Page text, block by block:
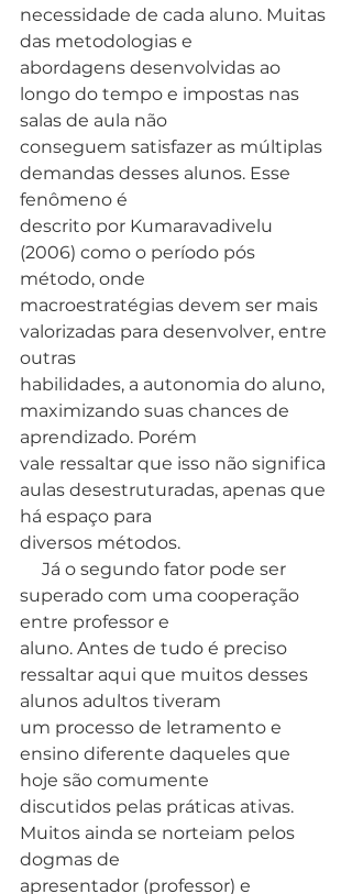
necessidade de cada aluno. Muitas
das metodologias e
abordagens desenvolvidas ao
longo do tempo e impostas nas
salas de aula não
conseguem satisfazer as múltiplas
demandas desses alunos. Esse
fenômeno é
descrito por Kumaravadivelu
(2006) como o período pós
método, onde
macroestratégias devem ser mais
valorizadas para desenvolver, entre
outras
habilidades, a autonomia do aluno,
maximizando suas chances de
aprendizado. Porém
vale ressaltar que isso não significa
aulas desestruturadas, apenas que
há espaço para
diversos métodos.
superado com uma cooperação
entre professor e
aluno. Antes de tudo é preciso
ressaltar aqui que muitos desses
alunos adultos tiveram
um processo de letramento e
ensino diferente daqueles que
hoje são comumente
discutidos pelas práticas ativas.
Muitos ainda se norteiam pelos
dogmas de
apresentador (professor) e